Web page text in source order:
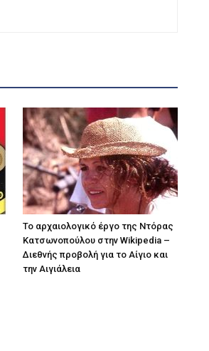
Το αρχαιολογικό έργο της Ντόρας
Κατσωνοπούλου στην Wikipedia –
Διεθνής προβολή για το Αίγιο και
την Αιγιάλεια